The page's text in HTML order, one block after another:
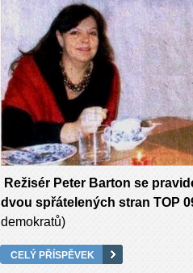
Režisér Peter Barton se
dvou spřátelených stran TOP
demokratů)
CELÝ PŘÍSPĚVEK